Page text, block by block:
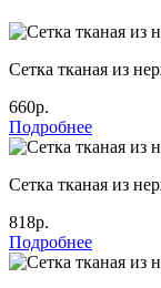
Сетка тканая из
660р.
Подробнее
Сетка тканая из
818р.
Подробнее